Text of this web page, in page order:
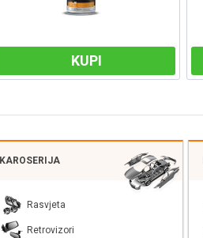
KUPI
KAROSERIJA
Rasvjeta
Retrovizori